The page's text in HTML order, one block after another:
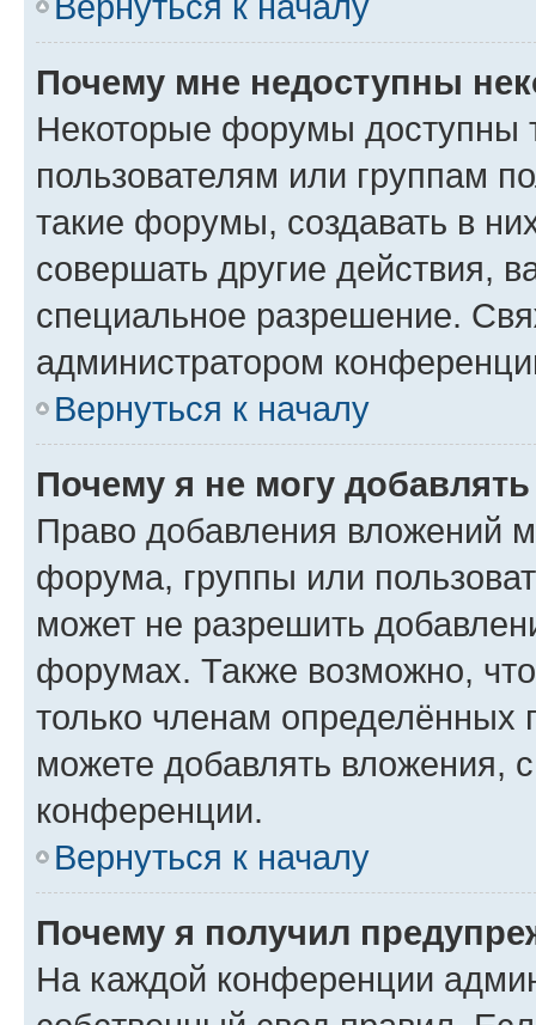
Почему мне недоступны
Некоторые форумы доступны
пользователям или группам
такие форумы, создавать в
совершать другие действия,
специальное разрешение.
администратором
Вернуться к началу
Почему я не могу
Право добавления вложений
форума, группы или
может не разрешить
форумах. Также возможно,
только членам определённых
можете добавлять вложения,
конференции.
Вернуться к началу
Почему я получил
На каждой конференции